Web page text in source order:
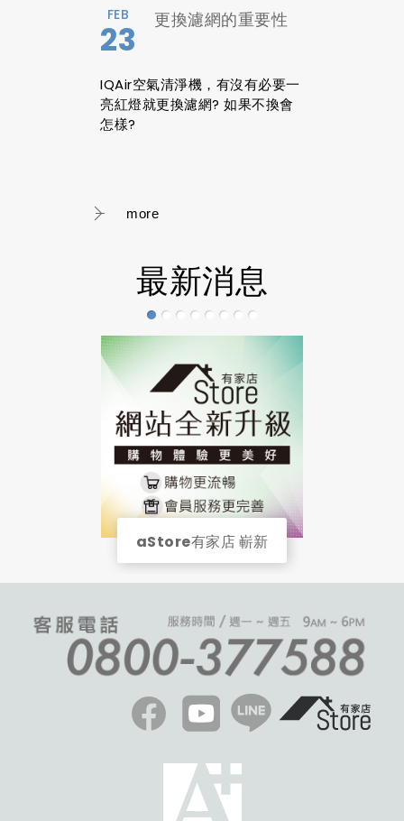
FEB
23 更換濾網的重要性
IQAir空氣清淨機，有沒有必要一
亮紅燈就更換濾網? 如果不換會
怎樣?
more
最新消息
aStore有家店 嶄新
開幕